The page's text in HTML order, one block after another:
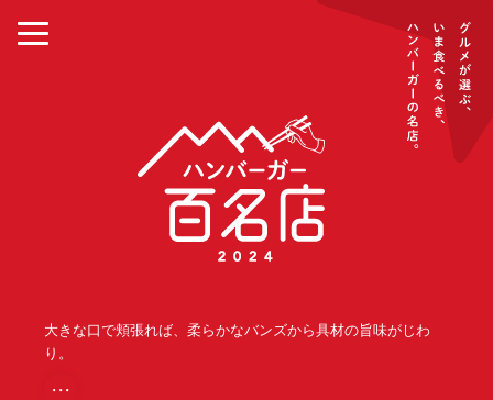
大きな口で頬張れば、柔らかなバンズから具材の旨味がじわ
り。
・・・